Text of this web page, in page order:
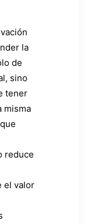
la
de
sino
tener
misma
reduce
el valor